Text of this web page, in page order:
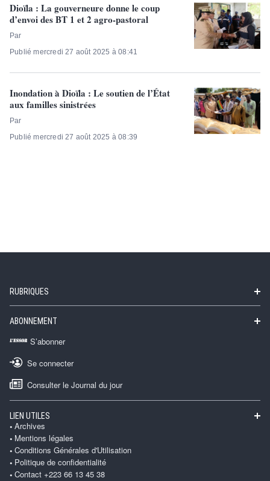
Dioïla : La gouverneure donne le coup
d’envoi des BT 1 et 2 agro-pastoral
Par
Publié mercredi 27 août 2025 à 08:41
Inondation à Dioïla : Le soutien de l’État
aux familles sinistrées
Par
Publié mercredi 27 août 2025 à 08:39
RUBRIQUES
ABONNEMENT
S’abonner
Se connecter
Consulter le Journal du jour
LIEN UTILES
Archives
Mentions légales
Conditions Générales d'Utilisation
Politique de confidentialité
Contact +223 66 13 45 38